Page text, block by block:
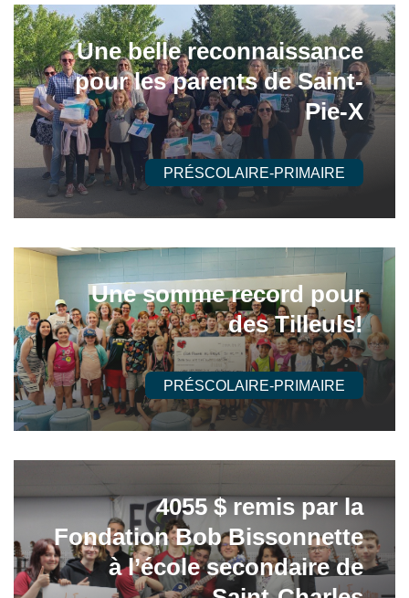
Une belle reconnaissance
pour les parents de Saint-
Pie-X
PRÉSCOLAIRE-PRIMAIRE
Une somme record pour
des Tilleuls!
PRÉSCOLAIRE-PRIMAIRE
4055 $ remis par la
Fondation Bob Bissonnette
à l’école secondaire de